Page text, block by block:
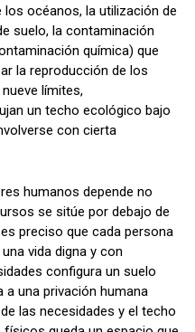
océanos, la utilización de
suelo, la contaminación
química) que
la reproducción de los
límites,
un techo ecológico bajo
con cierta
humanos depende no
se sitúe por debajo de
preciso que cada persona
vida digna y con
configura un suelo
a una privación humana
las necesidades y el techo